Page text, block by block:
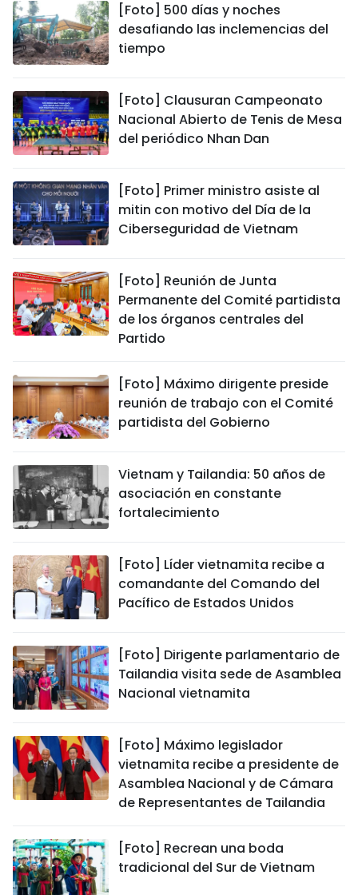
[Foto] 500 días y noches
desafiando las inclemencias del
tiempo
[Foto] Clausuran Campeonato
Nacional Abierto de Tenis de Mesa
del periódico Nhan Dan
[Foto] Primer ministro asiste al
mitin con motivo del Día de la
Ciberseguridad de Vietnam
[Foto] Reunión de Junta
Permanente del Comité partidista
de los órganos centrales del
Partido
[Foto] Máximo dirigente preside
reunión de trabajo con el Comité
partidista del Gobierno
Vietnam y Tailandia: 50 años de
asociación en constante
fortalecimiento
[Foto] Líder vietnamita recibe a
comandante del Comando del
Pacífico de Estados Unidos
[Foto] Dirigente parlamentario de
Tailandia visita sede de Asamblea
Nacional vietnamita
[Foto] Máximo legislador
vietnamita recibe a presidente de
Asamblea Nacional y de Cámara
de Representantes de Tailandia
[Foto] Recrean una boda
tradicional del Sur de Vietnam